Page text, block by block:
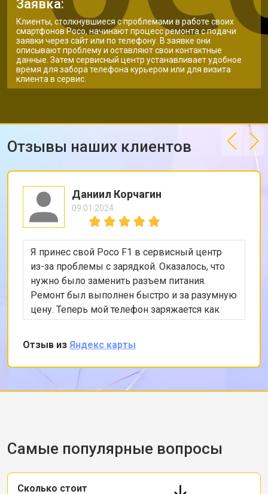
Заявка:
Клиенты, столкнувшиеся с проблемами в работе своих
смартфонов Poco, начинают процесс ремонта с подачи
заявки через сайт или по телефону. В заявке они
описывают проблему и оставляют свои контактные
данные. Затем сервисный центр устанавливает удобное
время для забора телефона курьером или для визита
клиента в сервис.
Отзывы наших клиентов
Даниил Корчагин
09.01.2024
Я принес свой Poco F1 в сервисный центр
из-за проблемы с зарядкой. Оказалось, что
нужно было заменить разъем питания.
Ремонт был выполнен быстро и за разумную
цену. Теперь мой телефон заряжается как
новый. Очень доволен сервисом и
качеством работы.
Отзыв из Яндекс карты
Самые популярные вопросы
Сколько стоит